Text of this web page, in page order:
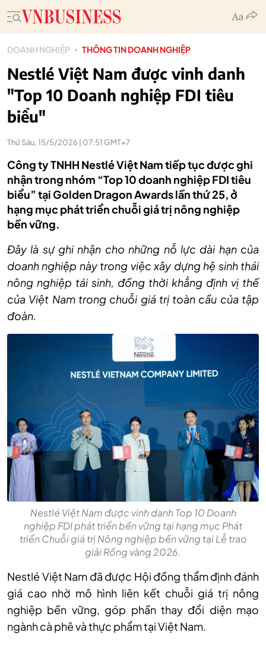
DOANH NGHIỆP THÔNG TIN DOANH NGHIỆP
Nestlé Việt Nam được vinh danh
"Top 10 Doanh nghiệp FDI tiêu
biểu"
Thứ Sáu, 15/5/2026 | 07:51 GMT+7
Công ty TNHH Nestlé Việt Nam tiếp tục được ghi
nhận trong nhóm “Top 10 doanh nghiệp FDI tiêu
biểu” tại Golden Dragon Awards lần thứ 25, ở
hạng mục phát triển chuỗi giá trị nông nghiệp
bền vững.
Đây là sự ghi nhận cho những nỗ lực dài hạn của
doanh nghiệp này trong việc xây dựng hệ sinh thái
nông nghiệp tái sinh, đồng thời khẳng định vị thế
của Việt Nam trong chuỗi giá trị toàn cầu của tập
đoàn.
Nestlé Việt Nam được vinh danh Top 10 Doanh
nghiệp FDI phát triển bền vững tại hạng mục Phát
triển Chuỗi giá trị Nông nghiệp bền vững tại Lễ trao
giải Rồng vàng 2026.
Nestlé Việt Nam đã được Hội đồng thẩm định đánh
giá cao nhờ mô hình liên kết chuỗi giá trị nông
nghiệp bền vững, góp phần thay đổi diện mạo
ngành cà phê và thực phẩm tại Việt Nam.